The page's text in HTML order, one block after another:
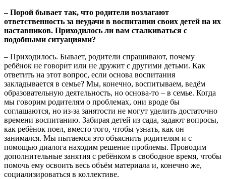
– Порой бывает так, что родители возлагают
ответственность за неудачи в воспитании своих детей на их
наставников. Приходилось ли вам сталкиваться с
подобными ситуациями?
– Приходилось. Бывает, родители спрашивают, почему
ребёнок не говорит или не дружит с другими детьми. Как
ответить на этот вопрос, если основа воспитания
закладывается в семье? Мы, конечно, воспитываем, ведём
образовательную деятельность, но основа-то – в семье. Когда
мы говорим родителям о проблемах, они вроде бы
соглашаются, но из-за занятости не могут уделить достаточно
времени воспитанию. Забирая детей из сада, задают вопросы,
как ребёнок поел, вместо того, чтобы узнать, как он
занимался. Мы пытаемся это объяснить родителям и с
помощью диалога находим решение проблемы. Проводим
дополнительные занятия с ребёнком в свободное время, чтобы
помочь ему освоить весь объём материала и, конечно же,
социализироваться в коллективе.